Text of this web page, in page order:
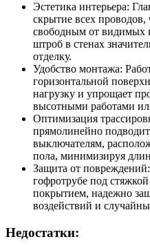
Эстетика интерьера:
скрытие всех проводов,
свободным от видимых
штроб в стенах
отделку.
Удобство монтажа:
горизонтальной
нагрузку и упрощает
высотными работами
Оптимизация
прямолинейно
выключателям,
пола, минимизируя
Защита от
гофротрубе под
покрытием, надежно
воздействий и
Недостатки: